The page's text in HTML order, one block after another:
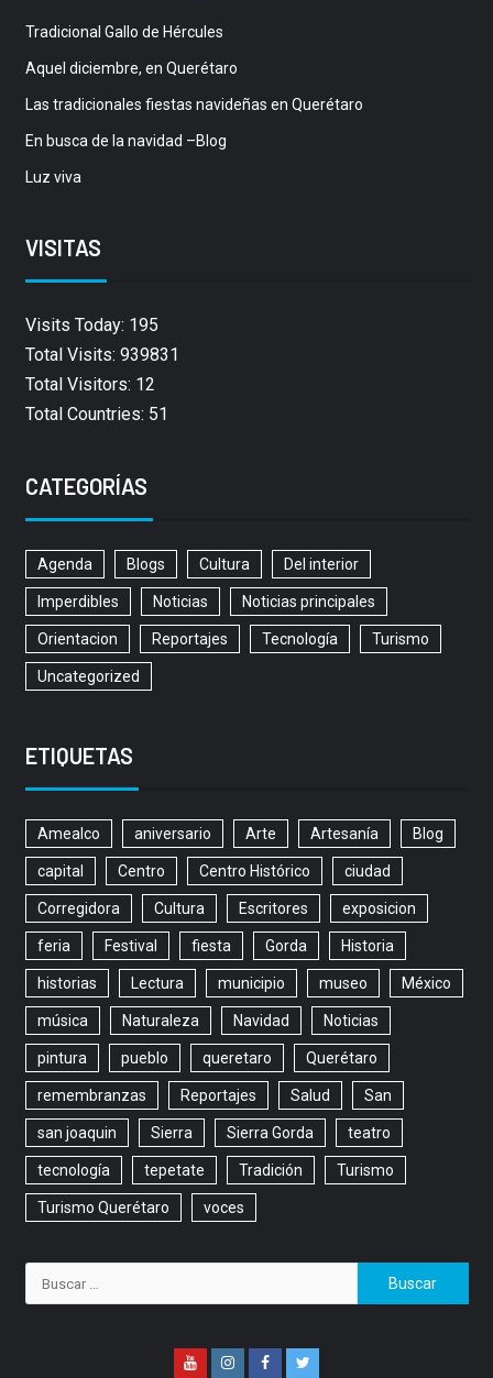
Tradicional Gallo de Hércules
Aquel diciembre, en Querétaro
Las tradicionales fiestas navideñas en Querétaro
En busca de la navidad –Blog
Luz viva
VISITAS
Visits Today: 195
Total Visits: 939831
Total Visitors: 12
Total Countries: 51
CATEGORÍAS
Agenda Blogs Cultura Del interior
Imperdibles Noticias Noticias principales
Orientacion Reportajes Tecnología Turismo
Uncategorized
ETIQUETAS
Amealco aniversario Arte Artesanía Blog
capital Centro Centro Histórico ciudad
Corregidora Cultura Escritores exposicion
feria Festival fiesta Gorda Historia
historias Lectura municipio museo México
música Naturaleza Navidad Noticias
pintura pueblo queretaro Querétaro
remembranzas Reportajes Salud San
san joaquin Sierra Sierra Gorda teatro
tecnología tepetate Tradición Turismo
Turismo Querétaro voces